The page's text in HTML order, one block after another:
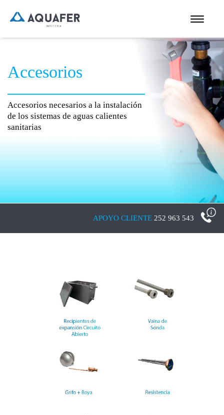
Accesorios
Accesorios necesarios a la instalación
de los sistemas de aguas calientes
sanitarias
APOYO CLIENTE 252 963 543